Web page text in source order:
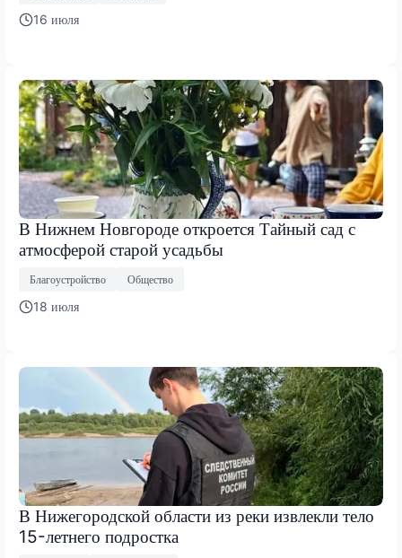
16 июля
В Нижнем Новгороде откроется Тайный сад с
атмосферой старой усадьбы
Благоустройство Общество
18 июля
В Нижегородской области из реки извлекли тело
15-летнего подростка